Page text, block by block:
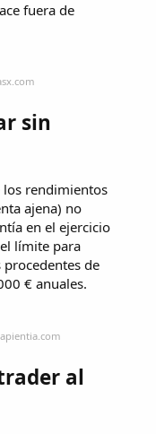
fuera de
sin
los rendimientos
ajena) no
en el ejercicio
límite para
de
€ anuales.
al